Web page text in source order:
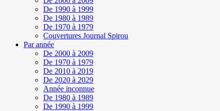
De 1990 à 1999
De 1980 à 1989
De 1970 à 1979
Couvertures Journal Spirou
Par année
De 2000 à 2009
De 1970 à 1979
De 2010 à 2019
De 2020 à 2029
Année inconnue
De 1980 à 1989
De 1990 à 1999